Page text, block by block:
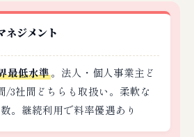
ネジメント
最低水準。法人・個人事業主ど
/3社間どちらも取扱い。柔軟な
。継続利用で料率優遇あり